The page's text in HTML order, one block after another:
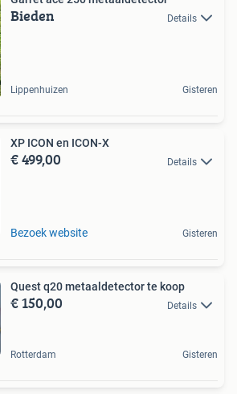
Bieden Details
Lippenhuizen Gisteren
XP ICON en ICON-X
€ 499,00 Details
Bezoek website Gisteren
Quest q20 metaaldetector te koop
€ 150,00 Details
Rotterdam Gisteren